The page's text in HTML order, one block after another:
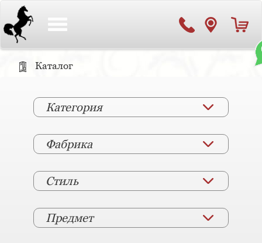
Каталог
Категория
Фабрика
Стиль
Предмет